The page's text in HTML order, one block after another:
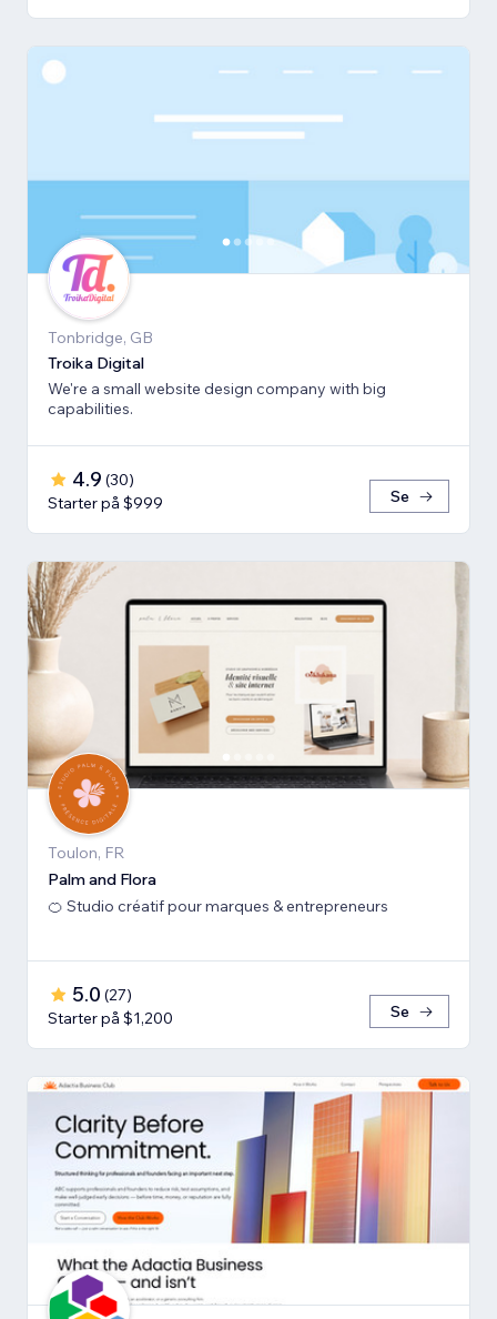
Tonbridge, GB
Troika Digital
We're a small website design company with big
capabilities.
4.9 (30)
Starter på $999
Se
Toulon, FR
Palm and Flora
🍊 Studio créatif pour marques & entrepreneurs
5.0 (27)
Starter på $1,200
Se